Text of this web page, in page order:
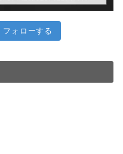
フォローする